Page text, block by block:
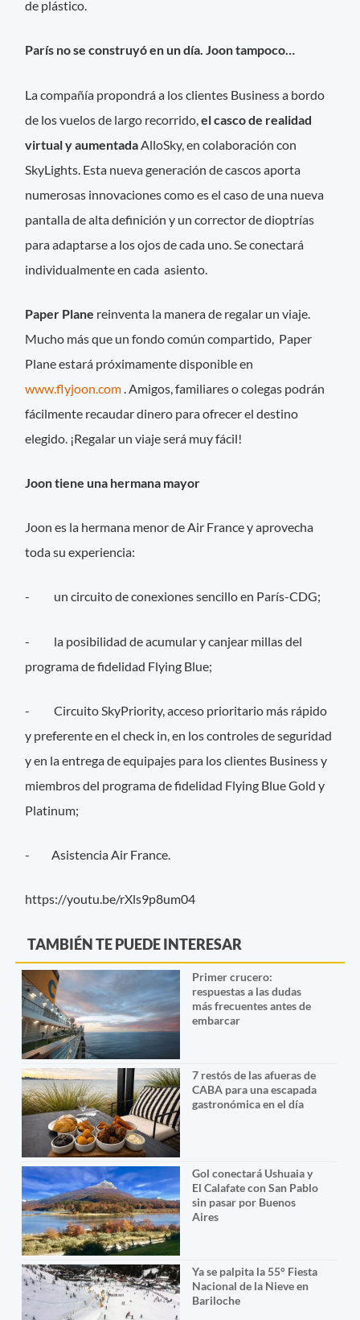
de plástico.
París no se construyó en un día. Joon tampoco…
La compañía propondrá a los clientes Business a bordo
de los vuelos de largo recorrido, el casco de realidad
virtual y aumentada AlloSky, en colaboración con
SkyLights. Esta nueva generación de cascos aporta
numerosas innovaciones como es el caso de una nueva
pantalla de alta definición y un corrector de dioptrías
para adaptarse a los ojos de cada uno. Se conectará
individualmente en cada asiento.
Paper Plane reinventa la manera de regalar un viaje.
Mucho más que un fondo común compartido, Paper
Plane estará próximamente disponible en
www.flyjoon.com . Amigos, familiares o colegas podrán
fácilmente recaudar dinero para ofrecer el destino
elegido. ¡Regalar un viaje será muy fácil!
Joon tiene una hermana mayor
Joon es la hermana menor de Air France y aprovecha
toda su experiencia:
- un circuito de conexiones sencillo en París-CDG;
- la posibilidad de acumular y canjear millas del
programa de fidelidad Flying Blue;
- Circuito SkyPriority, acceso prioritario más rápido
y preferente en el check in, en los controles de seguridad
y en la entrega de equipajes para los clientes Business y
miembros del programa de fidelidad Flying Blue Gold y
Platinum;
- Asistencia Air France.
https://youtu.be/rXls9p8um04
TAMBIÉN TE PUEDE INTERESAR
Primer crucero:
respuestas a las dudas
más frecuentes antes de
embarcar
7 restós de las afueras de
CABA para una escapada
gastronómica en el día
Gol conectará Ushuaia y
El Calafate con San Pablo
sin pasar por Buenos
Aires
Ya se palpita la 55° Fiesta
Nacional de la Nieve en
Bariloche